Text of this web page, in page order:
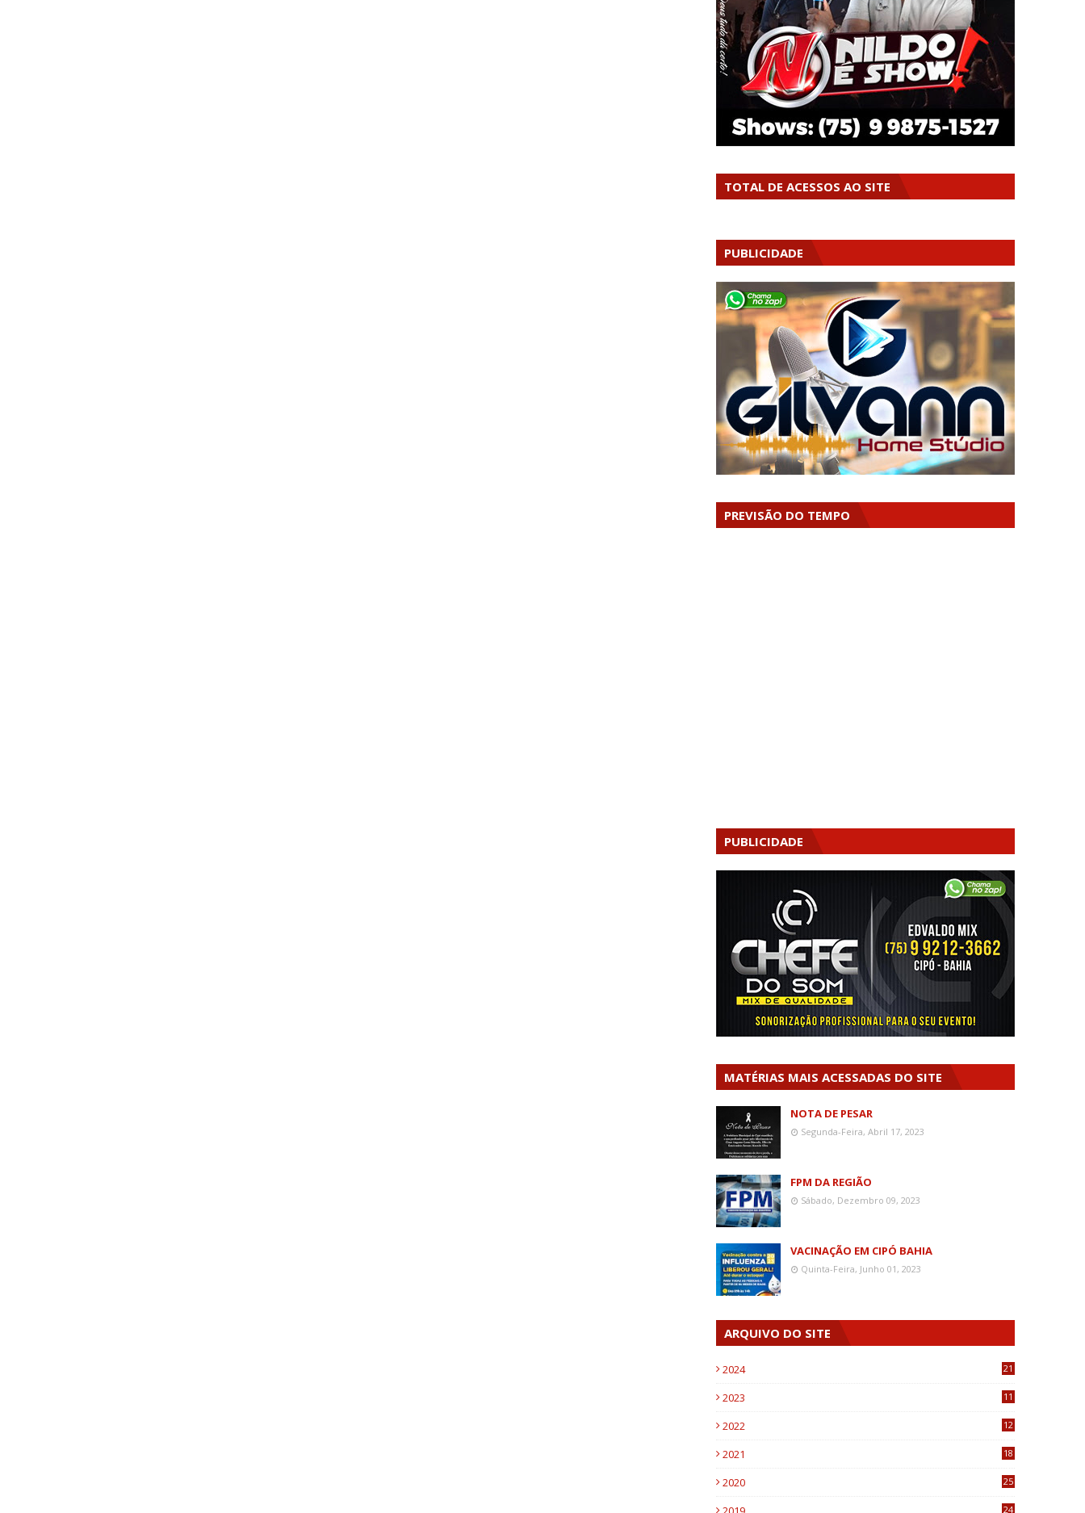
TOTAL DE ACESSOS AO SITE
PUBLICIDADE
PREVISÃO DO TEMPO
PUBLICIDADE
MATÉRIAS MAIS ACESSADAS DO SITE
NOTA DE PESAR
Segunda-Feira, Abril 17, 2023
FPM DA REGIÃO
Sábado, Dezembro 09, 2023
VACINAÇÃO EM CIPÓ BAHIA
Quinta-Feira, Junho 01, 2023
ARQUIVO DO SITE
2024 21
2023
11
2022
12
2021
18
2020
25
24